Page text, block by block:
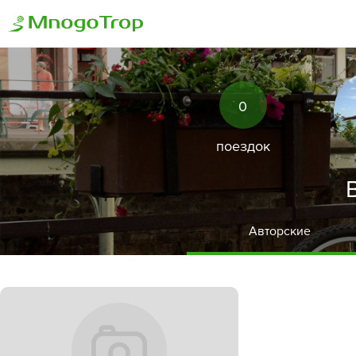
0
поездок
Авторские